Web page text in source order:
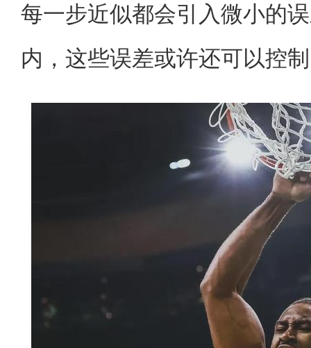
每一步近似都会引入微小的
内，这些误差或许还可以控